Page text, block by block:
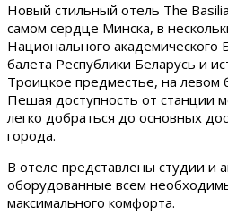
Новый стильный отель The
самом сердце Минска, в
Национального академического
балета Республики Беларусь и
Троицкое предместье, на левом
Пешая доступность от станции
легко добраться до основных
города.
В отеле представлены студии и
оборудованные всем
максимального комфорта.